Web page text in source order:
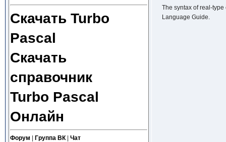
Скачать Turbo
Pascal
Скачать
справочник
Turbo Pascal
Онлайн
Форум Группа ВК| Чат
The syntax of real-
Language Guide.